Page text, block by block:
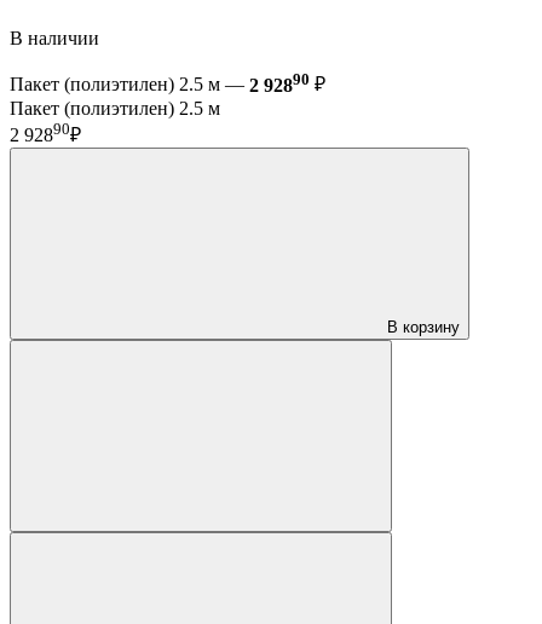
В наличии
Пакет (полиэтилен) 2.5 м — 2 92890 ₽
Пакет (полиэтилен) 2.5 м
2 92890₽
В корзину